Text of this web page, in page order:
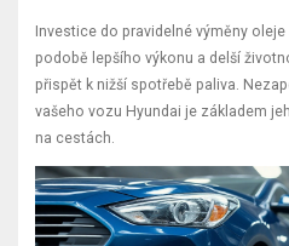
Investice do pravidelné výměny
podobě lepšího výkonu a delší
přispět k nižší spotřebě paliva.
vašeho vozu Hyundai je základem
na cestách.